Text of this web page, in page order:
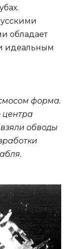
обладает
идеальным
форма.
центра
обводы